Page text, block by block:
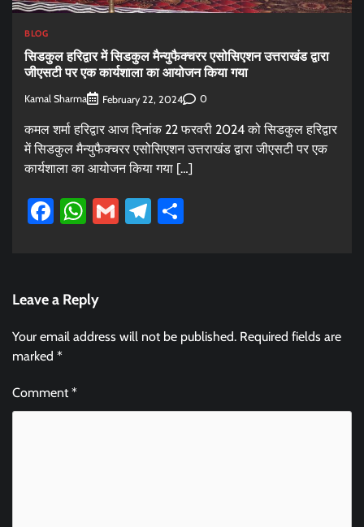
BLOG
सिडकुल हरिद्वार में सिडकुल मैन्युफैक्चरर एसोसिएशन उत्तराखंड द्वारा
जीएसटी पर एक कार्यशाला का आयोजन किया गया
Kamal Sharma February 22, 2024 0
कमल शर्मा हरिद्वार आज दिनांक 22 फरवरी 2024 को सिडकुल हरिद्वार
में सिडकुल मैन्युफैक्चरर एसोसिएशन उत्तराखंड द्वारा जीएसटी पर एक
कार्यशाला का आयोजन किया गया […]
Facebook
WhatsApp
GmailTelegram
Leave a Reply
Your email address will not be published. Required fields are
marked *
Comment*